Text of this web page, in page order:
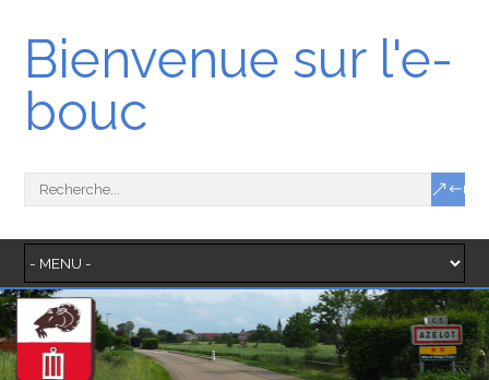
Bienvenue sur l'e-
bouc